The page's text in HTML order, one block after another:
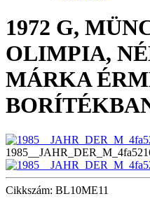
1972 G,
OLIMPIA,
MÁRKA
Cikkszám: BL10ME11